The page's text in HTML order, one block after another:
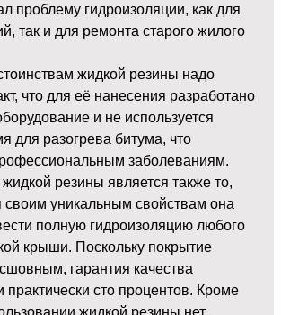
проблему гидроизоляции, как для
так и для ремонта старого жилого
жидкой резины надо
что для её нанесения разработано
и не используется
для разогрева битума, что
заболеваниям.
резины является также то,
своим уникальным свойствам она
полную гидроизоляцию любого
крыши. Поскольку покрытие
гарантия качества
практически сто процентов. Кроме
жидкой резины нет